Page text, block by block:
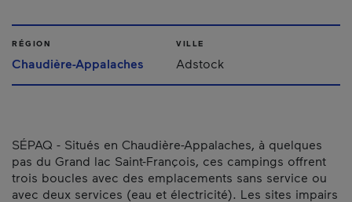
RÉGION
Chaudière-Appalaches
VILLE
Adstock
SÉPAQ - Situés en Chaudière-Appalaches, à quelques
pas du Grand lac Saint-François, ces campings offrent
trois boucles avec des emplacements sans service ou
avec deux services (eau et électricité). Les sites impairs